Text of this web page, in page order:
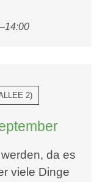
2)
da es
viele Dinge